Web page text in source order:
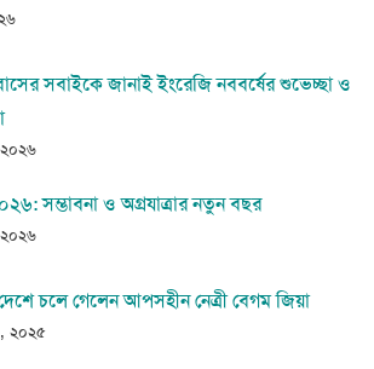
সবাইকে জানাই ইংরেজি নববর্ষের শুভেচ্ছা ও
২০২৬
সম্ভাবনা ও অগ্রযাত্রার নতুন বছর
২০২৬
চলে গেলেন আপসহীন নেত্রী বেগম জিয়া
২০২৫